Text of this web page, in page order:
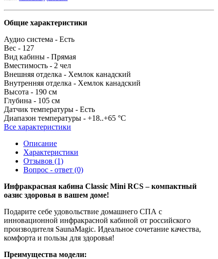
Общие характеристики
Аудио система - Есть
Вес - 127
Вид кабины - Прямая
Вместимость - 2 чел
Внешняя отделка - Хемлок канадский
Внутренняя отделка - Хемлок канадский
Высота - 190 см
Глубина - 105 см
Датчик температуры - Есть
Диапазон температуры - +18..+65 °С
Все характеристики
Описание
Характеристики
Отзывов (1)
Вопрос - ответ (0)
Инфракрасная кабина Classic Mini RCS – компактный
оазис здоровья в вашем доме!
Подарите себе удовольствие домашнего СПА с
инновационной инфракрасной кабиной от российского
производителя SaunaMagic. Идеальное сочетание качества,
комфорта и пользы для здоровья!
Преимущества модели: